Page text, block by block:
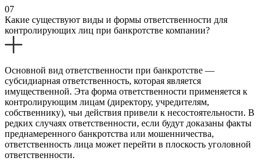
07
Какие существуют виды и формы ответственности для
контролирующих лиц при банкротстве компании?
Основной вид ответственности при банкротстве —
субсидиарная ответственность, которая является
имущественной. Эта форма ответственности применяется к
контролирующим лицам (директору, учредителям,
собственнику), чьи действия привели к несостоятельности. В
редких случаях ответственности, если будут доказаны факты
преднамеренного банкротства или мошенничества,
ответственность лица может перейти в плоскость уголовной
ответственности.